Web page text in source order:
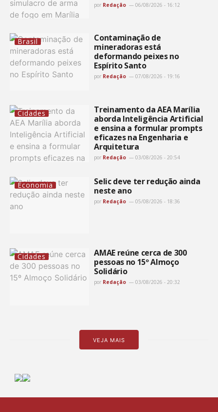
por Redação 06/08/2026 - 16:12
Brasil
Contaminação de
mineradoras está
deformando peixes no
Espírito Santo
por Redação 07/08/2026 - 19:16
Cidades
Treinamento da AEA Marília
aborda Inteligência Artificial
e ensina a formular prompts
eficazes na Engenharia e
Arquitetura
por Redação 03/08/2026 - 20:54
Economia
Selic deve ter redução ainda
neste ano
por Redação 05/08/2026 - 18:36
Cidades
AMAE reúne cerca de 300
pessoas no 15º Almoço
Solidário
por Redação 03/08/2026 - 20:32
VEJA MAIS